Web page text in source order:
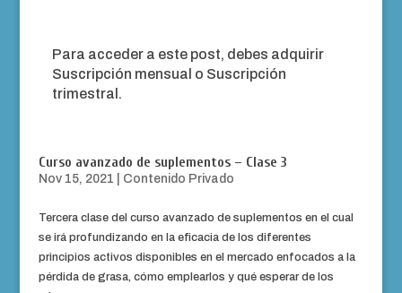
Para acceder a este post, debes adquirir
Suscripción mensual o Suscripción
trimestral .
Curso avanzado de suplementos – Clase 3
Nov 15, 2021 Contenido Privado
Tercera clase del curso avanzado de suplementos en el cual
se irá profundizando en la eficacia de los diferentes
principios activos disponibles en el mercado enfocados a la
pérdida de grasa, cómo emplearlos y qué esperar de los